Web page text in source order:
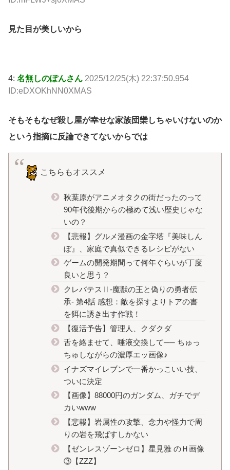
見た目が美しいから
4: 名無しのぽんさん 2025/12/25(木) 22:37:50.954
ID:eDXOKhNN0XMAS
そもそもなぜ殺し屋が幸せな家族団欒しちゃいけないのか
という指摘に反論できてないからでは
こちらもオススメ
秋葉原がアニメオタクの街だったのって
90年代後期からの極めて浅い歴史じゃな
いの？
【悲報】グルメ漫画の金字塔『美味しん
ぼ』、家庭で真似できるレシピがない
ゲームの開発期間って何年ぐらいが丁度
良いと思う？
クレバテスⅡ-魔獣の王と偽りの勇者伝
承- 第4話 感想：敵を探すよりトアの書
を餌に誘き出す作戦！
【復活予告】管理人、クダクダ
舌を絡ませて、唾液交換して── ちゅっ
ちゅしながらの濃厚エッ画像♪
イナズマイレブンで一番かっこいい技、
ついに決定
【画像】88000円のガンダム、ガチでデ
カいwww
【悲報】岩属性の攻撃、念力や怪力で周
りの岩を飛ばすしかない
【ゼンレスゾーンゼロ】星見雅 のＨ画像
③【ZZZ】